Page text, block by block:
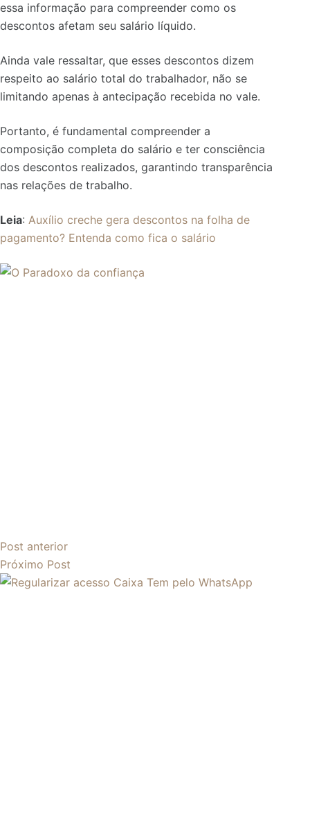
essa informação para compreender como os
descontos afetam seu salário líquido.
Ainda vale ressaltar, que esses descontos dizem
respeito ao salário total do trabalhador, não se
limitando apenas à antecipação recebida no vale.
Portanto, é fundamental compreender a
composição completa do salário e ter consciência
dos descontos realizados, garantindo transparência
nas relações de trabalho.
Leia: Auxílio creche gera descontos na folha de
pagamento? Entenda como fica o salário
Post anterior
Próximo Post